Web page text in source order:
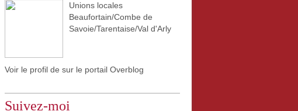
Unions locales
Beaufortain/Combe de
Savoie/Tarentaise/Val d'Arly
Voir le profil de sur le portail Overblog
Suivez-moi